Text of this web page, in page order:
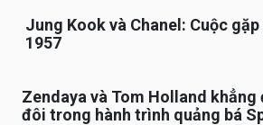
Jung Kook và Chanel: Cuộc
1957
Zendaya và Tom Holland khẳng
đôi trong hành trình quảng bá